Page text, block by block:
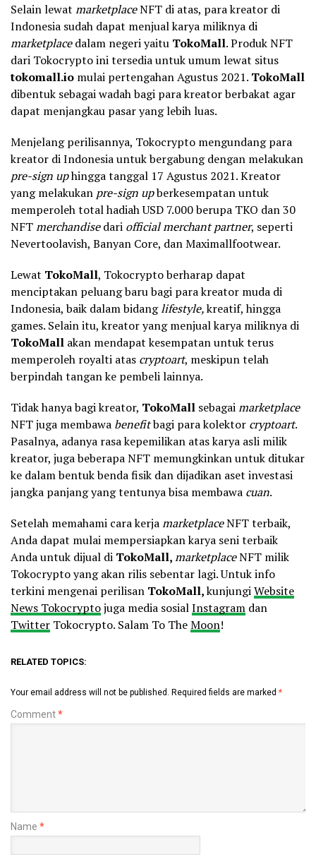
Selain lewat marketplaceNFT di atas, para kreator di
Indonesia sudah dapat menjual karya miliknya di
marketplacedalam negeri yaitu TokoMall. Produk NFT
dari Tokocrypto ini tersedia untuk umum lewat situs
tokomall.io mulai pertengahan Agustus 2021. TokoMall
dibentuk sebagai wadah bagi para kreator berbakat agar
dapat menjangkau pasar yang lebih luas.
Menjelang perilisannya, Tokocrypto mengundang para
kreator di Indonesia untuk bergabung dengan melakukan
pre-sign uphingga tanggal 17 Agustus 2021. Kreator
yang melakukan pre-sign upberkesempatan untuk
memperoleh total hadiah USD 7.000 berupa TKO dan 30
NFTmerchandisedari official merchant partner, seperti
Nevertoolavish, Banyan Core, dan Maximallfootwear.
Lewat TokoMall, Tokocrypto berharap dapat
menciptakan peluang baru bagi para kreator muda di
Indonesia, baik dalam bidanglifestyle,kreatif, hingga
games. Selain itu, kreator yang menjual karya miliknya di
TokoMall akan mendapat kesempatan untuk terus
memperoleh royalti atas cryptoart, meskipun telah
berpindah tangan ke pembeli lainnya.
Tidak hanya bagi kreator, TokoMall sebagaimarketplace
NFT juga membawa benefitbagi para kolektor cryptoart.
Pasalnya, adanya rasa kepemilikan atas karya asli milik
kreator, juga beberapa NFT memungkinkan untuk ditukar
ke dalam bentuk benda fisik dan dijadikan aset investasi
jangka panjang yang tentunya bisa membawa cuan.
Setelah memahami cara kerjamarketplaceNFT terbaik,
Anda dapat mulai mempersiapkan karya seni terbaik
Anda untuk dijual di TokoMall,marketplaceNFT milik
Tokocrypto yang akan rilis sebentar lagi. Untuk info
terkini mengenai perilisan TokoMall,kunjungiWebsite
News Tokocryptojuga media sosialInstagram dan
Twitter Tokocrypto. Salam To TheMoon!
RELATED TOPICS:
Your email address will not be published. Required fields are marked *
Comment*
Name *